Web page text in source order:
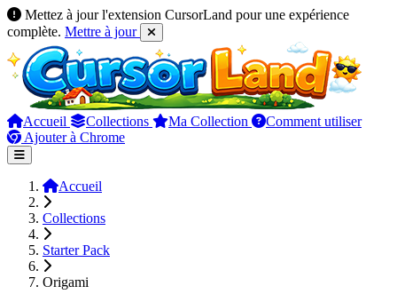
Mettez à jour l'extension CursorLand pour une expérience
complète. Mettre à jour
Accueil Collections Ma Collection
Comment utiliser
Ajouter à Chrome
Accueil
Collections
Starter Pack
Origami